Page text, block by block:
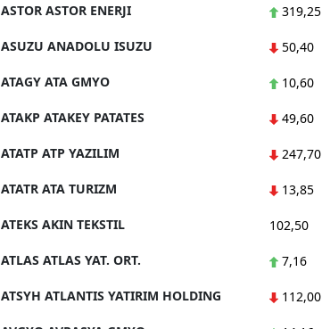
ASTOR ASTOR ENERJI 319,25
ASUZU ANADOLU ISUZU 50,40
ATAGY ATA GMYO 10,60
ATAKP ATAKEY PATATES 49,60
ATATP ATP YAZILIM 247,70
ATATR ATA TURIZM 13,85
ATEKS AKIN TEKSTIL 102,50
ATLAS ATLAS YAT. ORT. 7,16
ATSYH ATLANTIS YATIRIM HOLDING 112,00